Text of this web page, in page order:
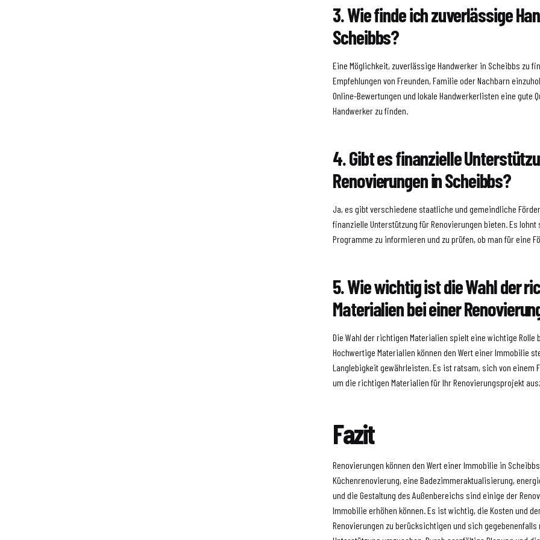
3. Wie finde ich zuverlässige
Scheibbs?
Eine Möglichkeit, zuverlässige Handwerker in Scheibbs zu
Empfehlungen von Freunden, Familie oder Nachbarn
Online-Bewertungen und lokale Handwerkerlisten eine gute
Handwerker zu finden.
4. Gibt es finanzielle
Renovierungen in Scheibbs?
Ja, es gibt verschiedene staatliche und gemeindliche
finanzielle Unterstützung für Renovierungen bieten. Es lohnt
Programme zu informieren und zu prüfen, ob man für eine
5. Wie wichtig ist die Wahl der
Materialien bei einer
Die Wahl der richtigen Materialien spielt eine wichtige Rolle
Hochwertige Materialien können den Wert einer Immobilie
Langlebigkeit gewährleisten. Es ist ratsam, sich von einem
um die richtigen Materialien für Ihr Renovierungsprojekt
Fazit
Renovierungen können den Wert einer Immobilie in
Küchenrenovierung, eine Badezimmeraktualisierung,
und die Gestaltung des Außenbereichs sind einige der
Immobilie erhöhen können. Es ist wichtig, die Kosten und
Renovierungen zu berücksichtigen und sich gegebenenfalls